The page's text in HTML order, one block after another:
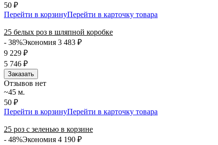
50 ₽
Перейти в корзинуПерейти в карточку товара
25 белых роз в шляпной коробке
- 38%Экономия 3 483 ₽
9 229 ₽
5 746 ₽
Заказать
Отзывов нет
~45 м.
50 ₽
Перейти в корзинуПерейти в карточку товара
25 роз с зеленью в корзине
- 48%Экономия 4 190 ₽